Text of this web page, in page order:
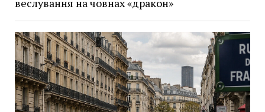
веслування на човнах «дракон»